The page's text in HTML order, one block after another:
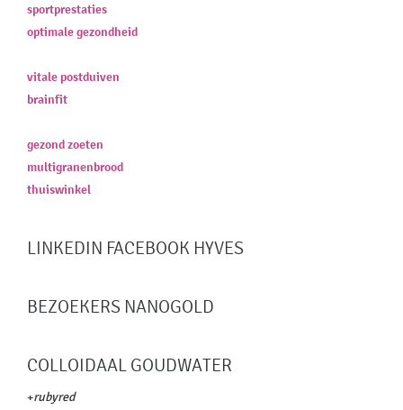
sportprestaties
optimale gezondheid
vitale postduiven
brainfit
gezond zoeten
multigranenbrood
thuiswinkel
LINKEDIN FACEBOOK HYVES
BEZOEKERS NANOGOLD
COLLOIDAAL GOUDWATER
+rubyred